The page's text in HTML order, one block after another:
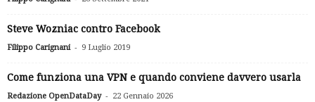
Steve Wozniac contro Facebook
Filippo Carignani - 9 Luglio 2019
Come funziona una VPN e quando conviene davvero usarla
Redazione OpenDataDay - 22 Gennaio 2026